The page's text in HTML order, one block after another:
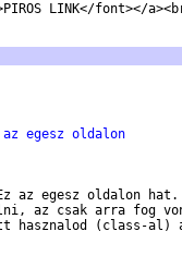
LINK</font></
egesz oldalon
egesz oldalon hat.
az csak arra fog
(class-al)